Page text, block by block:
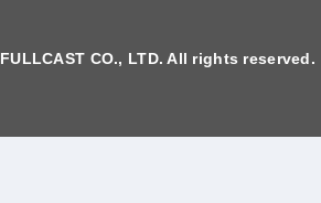
FULLCAST CO., LTD. All rights reserved.